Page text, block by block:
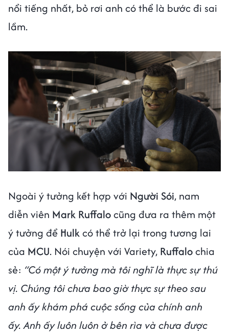
nổi tiếng nhất, bỏ rơi anh có thể là bước đi sai
lầm.
Ngoài ý tưởng kết hợp với Người Sói, nam
diễn viên Mark Ruffalocũng đưa ra thêm một
ý tưởng để Hulkcó thể trở lại trong tương lai
của MCU. Nói chuyện với Variety, Ruffalochia
sẻ: “Có một ý tưởng mà tôi nghĩ là thực sự thú
vị. Chúng tôi chưa bao giờ thực sự theo sau
anh ấy khám phá cuộc sống của chính anh
ấy. Anh ấy luôn luôn ở bên rìa và chưa được